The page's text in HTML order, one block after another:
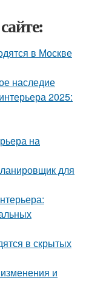
в Москве
наследие
2025:
на
для
в скрытых
и